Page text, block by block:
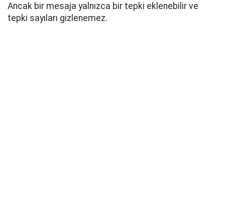
Ancak bir mesaja yalnızca bir tepki eklenebilir ve
tepki sayıları gizlenemez.